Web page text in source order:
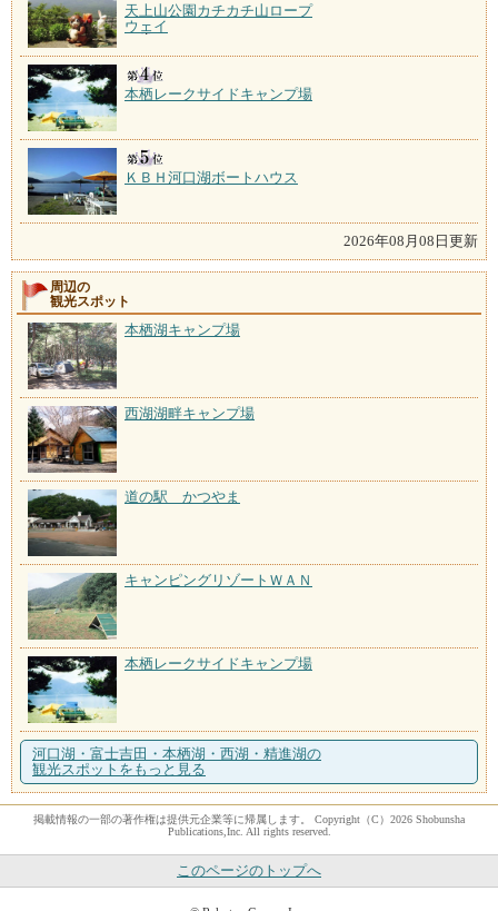
天上山公園カチカチ山ロープ
ウェイ
本栖レークサイドキャンプ場
ＫＢＨ河口湖ボートハウス
2026年08月08日更新
周辺の
観光スポット
本栖湖キャンプ場
西湖湖畔キャンプ場
道の駅 かつやま
キャンピングリゾートＷＡＮ
本栖レークサイドキャンプ場
河口湖・富士吉田・本栖湖・西湖・精進湖の
観光スポットをもっと見る
掲載情報の一部の著作権は提供元企業等に帰属します。 Copyright（C）2026 Shobunsha
Publications,Inc. All rights reserved.
このページのトップへ